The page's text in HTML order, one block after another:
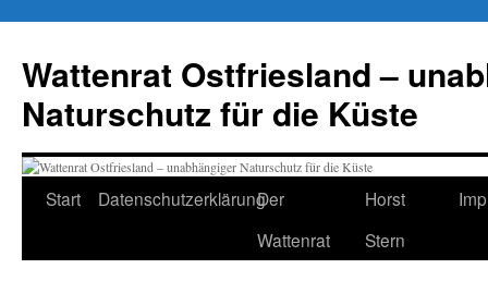
springen
Wattenrat Ostfriesland –
Naturschutz für die Küste
Start DatenschutzerklärungDer
Wattenrat
Horst
Stern